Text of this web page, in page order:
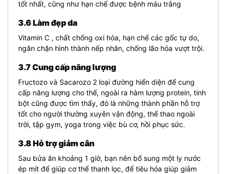
tốt nhất, cũng như hạn chế được bệnh máu trắng
3.6 Làm đẹp da
Vitamin C , chất chống oxi hóa, hạn chế các gốc tự do,
ngăn chặn hình thành nếp nhăn, chống lão hóa vượt trội.
3.7 Cung cấp năng lượng
Fructozo và Sacarozo 2 loại đường hiển diện để cung
cấp năng lượng cho thể, ngoài ra hàm lượng protein, tinh
bột cũng được tìm thấy, đó là những thành phần hỗ trợ
tốt cho người thường xuyên vận động, thể thao ngoài
trời, tập gym, yoga trong việc bù cơ, hồi phục sức.
3.8 Hỗ trợ giảm cân
Sau bửa ăn khoảng 1 giờ, bạn nên bổ sung một ly nước
ép mít để giúp cơ thể thanh lọc, để tiêu hóa giúp giảm